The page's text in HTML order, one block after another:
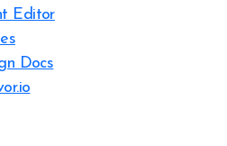
Editor
Docs